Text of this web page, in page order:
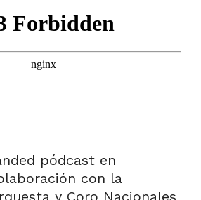
pódcast en
con la
y Coro Nacionales